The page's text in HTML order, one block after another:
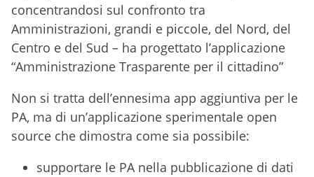
concentrandosi sul confronto tra
Amministrazioni, grandi e piccole, del Nord, del
Centro e del Sud – ha progettato l’applicazione
“Amministrazione Trasparente per il cittadino”
Non si tratta dell’ennesima app aggiuntiva per le
PA, ma di un’applicazione sperimentale open
source che dimostra come sia possibile:
supportare le PA nella pubblicazione di dati